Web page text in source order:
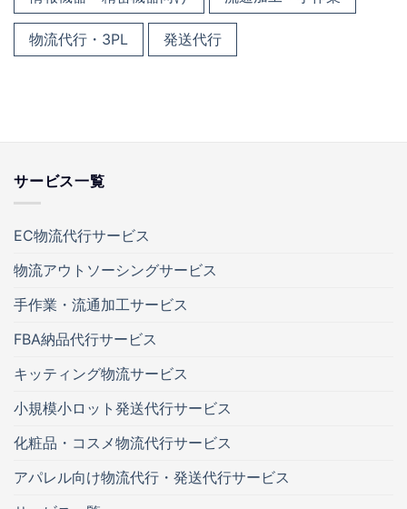
物流代行・3PL 発送代行
サービス一覧
EC物流代行サービス
物流アウトソーシングサービス
手作業・流通加工サービス
FBA納品代行サービス
キッティング物流サービス
小規模小ロット発送代行サービス
化粧品・コスメ物流代行サービス
アパレル向け物流代行・発送代行サービス